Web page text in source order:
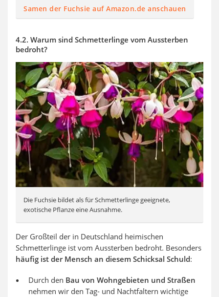
Samen der Fuchsie auf Amazon.de anschauen
4.2. Warum sind Schmetterlinge vom Aussterben
bedroht?
Die Fuchsie bildet als für Schmetterlinge geeignete,
exotische Pflanze eine Ausnahme.
Der Großteil der in Deutschland heimischen
Schmetterlinge ist vom Aussterben bedroht. Besonders
häufig ist der Mensch an diesem Schicksal Schuld:
Durch den Bau von Wohngebieten und Straßen
nehmen wir den Tag- und Nachtfaltern wichtige